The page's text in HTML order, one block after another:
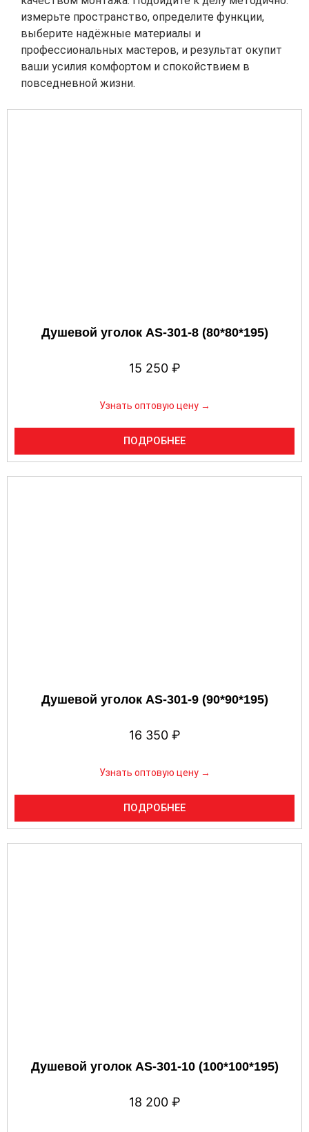
измерьте пространство, определите функции,
выберите надёжные материалы и
профессиональных мастеров, и результат окупит
ваши усилия комфортом и спокойствием в
повседневной жизни.
Душевой уголок AS-301-8 (80*80*195)
15 250 ₽
Узнать оптовую цену →
ПОДРОБНЕЕ
Душевой уголок AS-301-9 (90*90*195)
16 350 ₽
Узнать оптовую цену →
ПОДРОБНЕЕ
Душевой уголок AS-301-10 (100*100*195)
18 200 ₽